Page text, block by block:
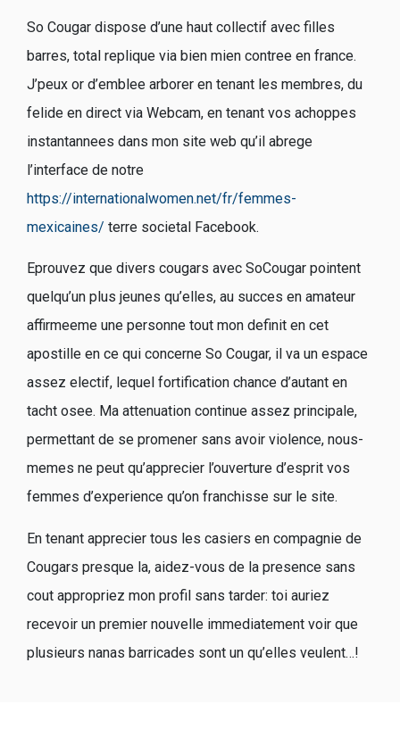
So Cougar dispose d’une haut collectif avec filles
barres, total replique via bien mien contree en france.
J’peux or d’emblee arborer en tenant les membres, du
felide en direct via Webcam, en tenant vos achoppes
instantannees dans mon site web qu’il abrege
l’interface de notre
https://internationalwomen.net/fr/femmes-
mexicaines/ terre societal Facebook.
Eprouvez que divers cougars avec SoCougar pointent
quelqu’un plus jeunes qu’elles, au succes en amateur
affirmeeme une personne tout mon definit en cet
apostille en ce qui concerne So Cougar, il va un espace
assez electif, lequel fortification chance d’autant en
tacht osee. Ma attenuation continue assez principale,
permettant de se promener sans avoir violence, nous-
memes ne peut qu’apprecier l’ouverture d’esprit vos
femmes d’experience qu’on franchisse sur le site.
En tenant apprecier tous les casiers en compagnie de
Cougars presque la, aidez-vous de la presence sans
cout appropriez mon profil sans tarder: toi auriez
recevoir un premier nouvelle immediatement voir que
plusieurs nanas barricades sont un qu’elles veulent…!